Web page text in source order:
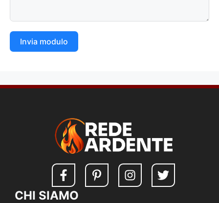
Invia modulo
CHI SIAMO